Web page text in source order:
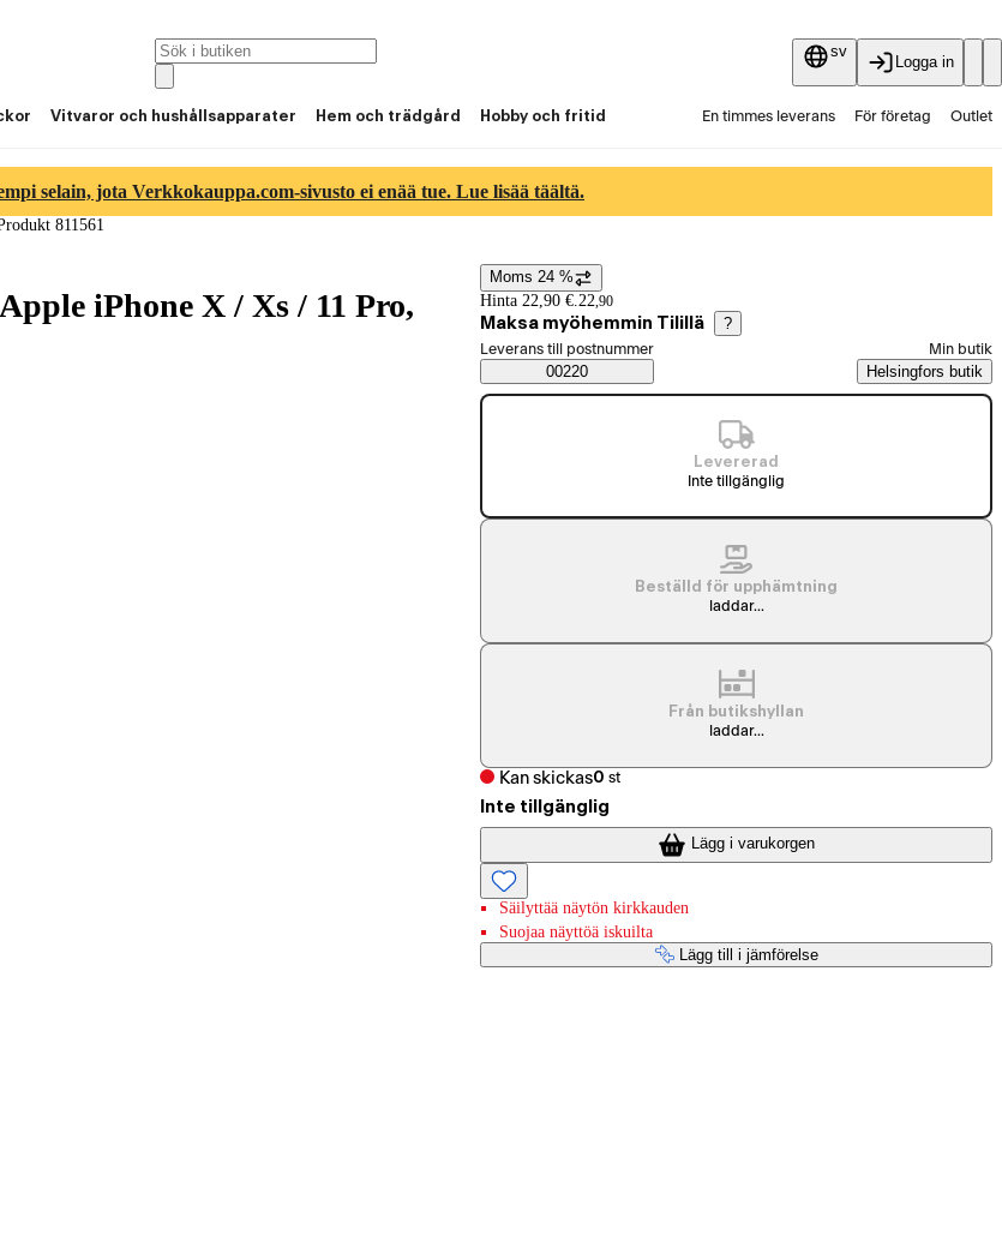
sv
Logga in
Vitvaror och hushållsapparater Hem och trädgård Hobby och fritid En timmes leverans För företag Outlet
selain, jota Verkkokauppa.com-sivusto ei enää tue. Lue lisää täältä.
811561
iPhone X / Xs / 11 Pro,
Prisinformation
Moms 24 %
Hinta 22,90 €. 22,90
Maksa myöhemmin Tilillä ?
Saatavuustiedot
Välj beställningssätt
Leverans till postnummer
00220
Min butik
Helsingfors butik
Levererad
Inte tillgänglig
Beställd för upphämtning
laddar...
Från butikshyllan
laddar...
Kan skickas0 st
Inte tillgänglig
Lägg i varukorgen
Säilyttää näytön kirkkauden
Suojaa näyttöä iskuilta
Lägg till i jämförelse